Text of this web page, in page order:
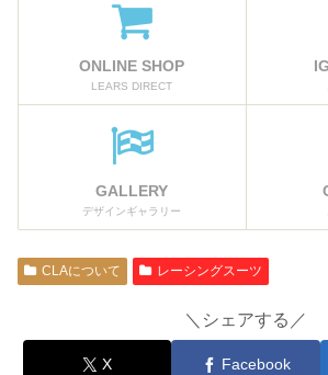
ONLINE SHOP
LEARS DIRECT
GALLERY
デザインギャラリー
CLAについて レーシングスーツ
＼シェアする／
X Facebook